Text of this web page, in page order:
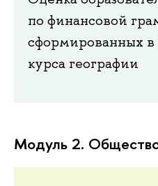
по финансовой
сформированных в
курса географии
Модуль 2.